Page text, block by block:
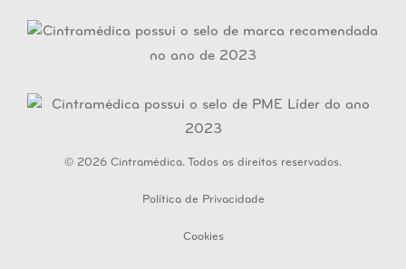
© 2026 Cintramédica. Todos os direitos reservados.
Política de Privacidade
Cookies